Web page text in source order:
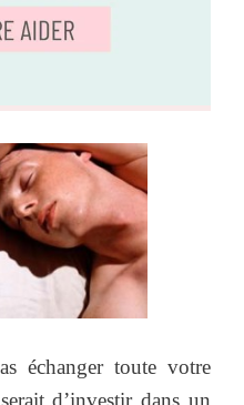
échanger toute votre
d’investir dans un